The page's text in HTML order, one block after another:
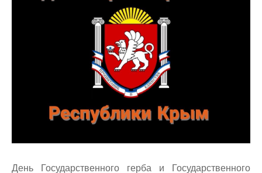
День Государственного герба и Государственного